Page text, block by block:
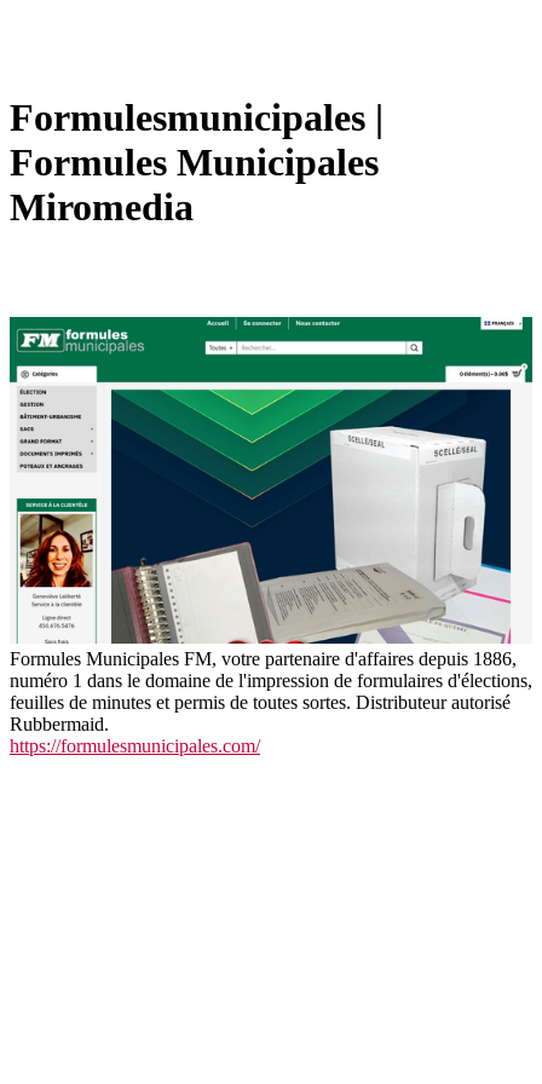
For­mules­municipa­les |
Formules Municipales
Miromedia
Formules Municipales FM, votre partenaire d'affaires depuis 1886,
numéro 1 dans le domaine de l'impression de formulaires d'élections,
feuilles de minutes et permis de toutes sortes. Distributeur autorisé
Rubbermaid.
https://formulesmunicipales.com/